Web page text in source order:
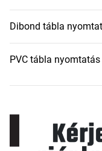
Dibond tábla
PVC tábla